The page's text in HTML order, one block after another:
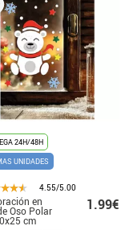
24H/48H
UNIDADES
4.55/5.00
en
Oso Polar
cm
1.99€